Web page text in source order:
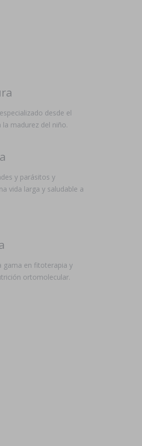
desde el
madurez del niño.
y parásitos y
vida larga y saludable a
gama en fitoterapia y
ortomolecular.